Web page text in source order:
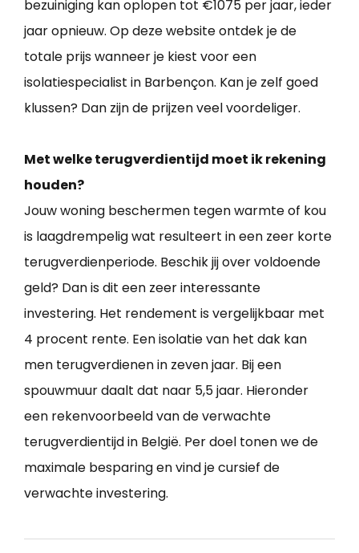
bezuiniging kan oplopen tot €1075 per jaar, ieder
jaar opnieuw. Op deze website ontdek je de
totale prijs wanneer je kiest voor een
isolatiespecialist in Barbençon. Kan je zelf goed
klussen? Dan zijn de prijzen veel voordeliger.
Met welke terugverdientijd moet ik rekening
houden?
Jouw woning beschermen tegen warmte of kou
is laagdrempelig wat resulteert in een zeer korte
terugverdienperiode. Beschik jij over voldoende
geld? Dan is dit een zeer interessante
investering. Het rendement is vergelijkbaar met
4 procent rente. Een isolatie van het dak kan
men terugverdienen in zeven jaar. Bij een
spouwmuur daalt dat naar 5,5 jaar. Hieronder
een rekenvoorbeeld van de verwachte
terugverdientijd in België. Per doel tonen we de
maximale besparing en vind je cursief de
verwachte investering.